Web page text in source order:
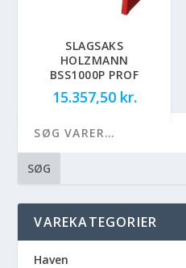
SLAGSAKS
HOLZMANN
BSS1000P PROF
15.357,50 kr.
SØG
VAREKATEGORIER
Haven